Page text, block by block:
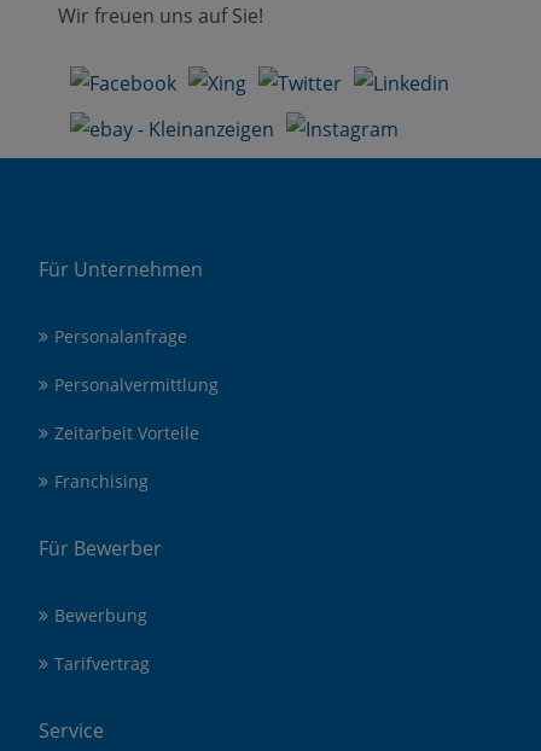
Wir freuen uns auf Sie!
Für Unternehmen
Personalanfrage
Personalvermittlung
Zeitarbeit Vorteile
Franchising
Für Bewerber
Bewerbung
Tarifvertrag
Service